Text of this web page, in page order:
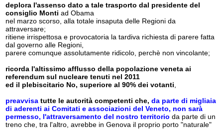
deplora l'assenso dato a tale trasporto dal presidente del
consiglio Monti ad Obama
nel marzo scorso, alla totale insaputa delle Regioni da
attraversare;
ritiene irrispettosa e provocatoria la tardiva richiesta di parere fatta
dal governo alle Regioni,
parere comunque assolutamente ridicolo, perchè non vincolante;
ricorda l'altissimo afflusso della popolazione veneta ai
referendum sul nucleare tenuti nel 2011
ed il plebiscitario No, superiore al 90% dei votanti
preavvisatutte le autorità competenti che, da parte di migliaia
di aderenti ai Comitati e associazioni del Veneto, non sarà
permesso, l'attraversamento del nostro territorio da parte di un
treno che, tra l'altro, avrebbe in Genova il proprio porto "naturale"